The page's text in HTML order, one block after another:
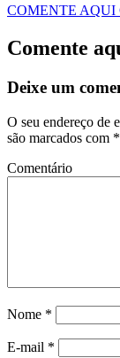
COMENTE AQUI
Comente
Deixe um
O seu endereço de
são marcados com *
Comentário
Nome *
E-mail *